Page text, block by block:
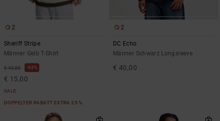
2
Sheriff Stripe
Männer Gelb T-Shirt
€ 40,00 63%
€ 15,00
SALE
DOPPELTER RABATT EXTRA 25 %
2
DC Echo
Männer Schwarz Longsleeve
€ 40,00